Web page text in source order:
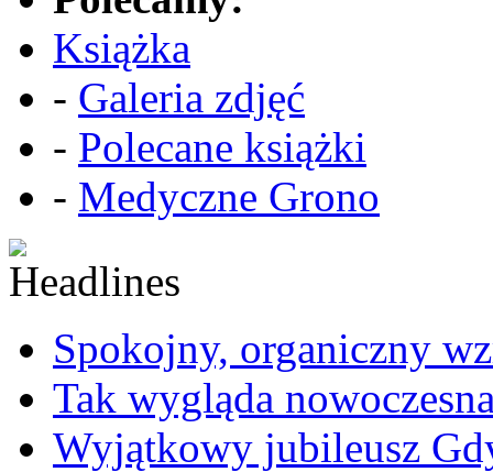
Książka
- Galeria zdjęć
- Polecane książki
- Medyczne Grono
Spokojny, organiczny
Tak wygląda
Wyjątkowy jubileusz